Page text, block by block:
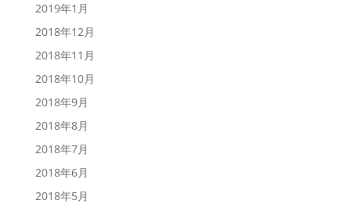
2019年1月
2018年12月
2018年11月
2018年10月
2018年9月
2018年8月
2018年7月
2018年6月
2018年5月